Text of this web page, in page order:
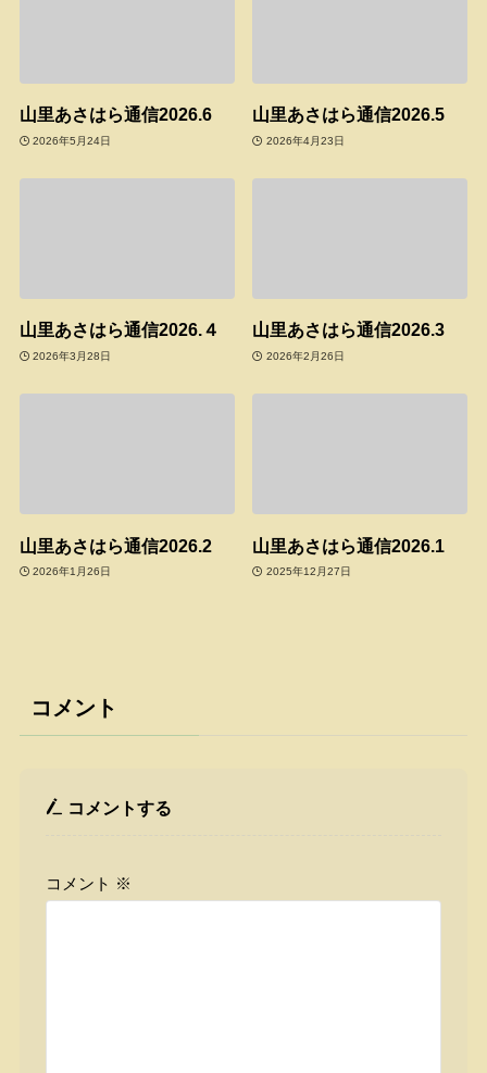
山里あさはら通信2026.6
2026年5月24日
山里あさはら通信2026.5
2026年4月23日
山里あさはら通信2026.４
2026年3月28日
山里あさはら通信2026.3
2026年2月26日
山里あさはら通信2026.2
2026年1月26日
山里あさはら通信2026.1
2025年12月27日
コメント
コメントする
コメント ※